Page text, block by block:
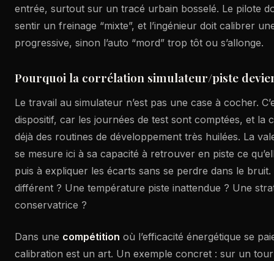
entrée, surtout sur un tracé urbain bosselé. Le pilote
sentir un freinage “mixte”, et l’ingénieur doit calibrer
progressive, sinon l’auto “mord” trop tôt ou s’allonge.
Pourquoi la corrélation simulateur/piste
Le travail au simulateur n’est pas une case à cocher.
dispositif, car les journées de test sont comptées, et la
déjà des routines de développement très huilées. La
se mesure ici à sa capacité à retrouver en piste ce
puis à expliquer les écarts sans se perdre dans le
différent ? Une température piste inattendue ? Une
conservatrice ?
Dans une compétition où l’efficacité énergétique se
calibration est un art. Un exemple concret : sur un